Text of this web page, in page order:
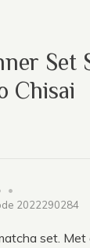
Set
Chisai
•
2022290284
set. Met